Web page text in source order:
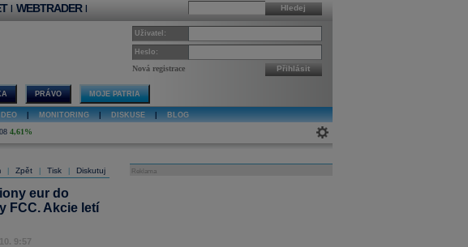
Hledej
| WEBTRADER |
Uživatel:
Heslo:
Nová registrace Přihlásit
PRÁVO MOJE PATRIA
MONITORING DISKUSE BLOG
4,61%
Zpět Tisk Diskutuj
eur do
FCC. Akcie letí
9:57
Reklama